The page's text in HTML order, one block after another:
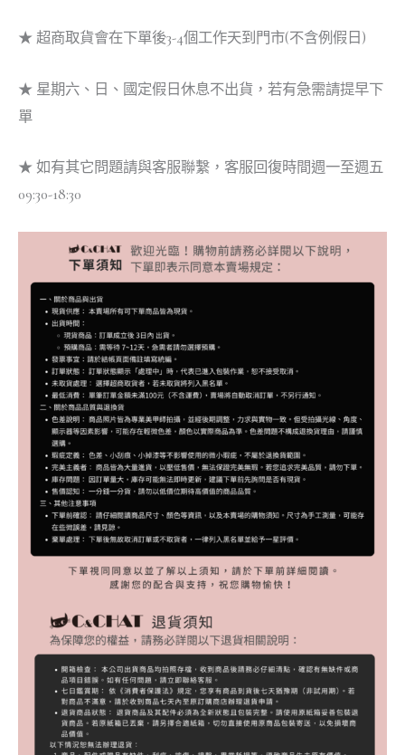
★ 超商取貨會在下單後3-4個工作天到門市(不含例假日)
★ 星期六、日、國定假日休息不出貨，若有急需請提早下
單
★ 如有其它問題請與客服聯繫，客服回復時間週一至週五
09:30-18:30